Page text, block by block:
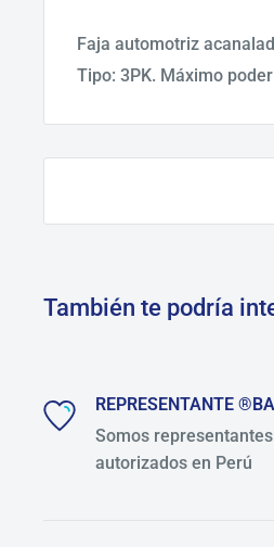
Faja automotriz
Tipo: 3PK. Máximo
También te podría
REPRESENTANTE
Somos representantes
autorizados en Perú